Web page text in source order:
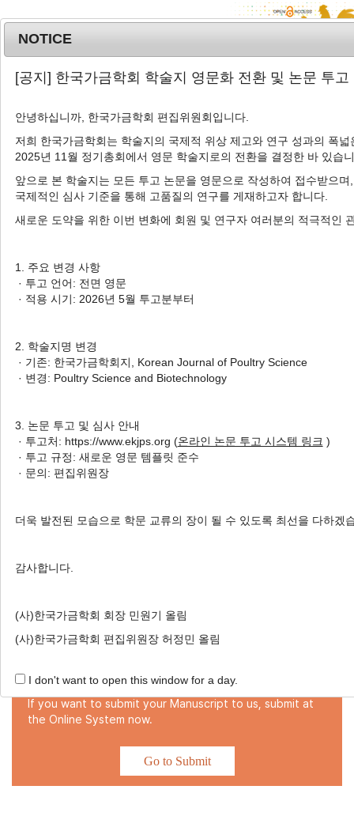
T
o
e
n
a
MENU
Advanced Search List
Author: Nayoung Choi
1 Articles are founded.
Quality in Broilers
Seyeon Chang , Hanjin Oh , Jaewoo An
, Nayoung Choi
, Jungseok Choi , Jinho Cho
Korean J. Poult. Sci. 2023;50(1):63-72.
https://doi.org/10.5536/KJPS.2022.50.1.63
Online Submission
Submit a New Manuscript!
If you want to submit your Manuscript to us, submit at
the Online System now.
Go to Submit
NOTICE
[공지] 한국가금학회 학술지 영문화 전환 및 논문 투고
안녕하십니까, 한국가금학회 편집위원회입니다.
저희 한국가금학회는 학술지의 국제적 위상 제고와 연구 성과의 폭넓
2025년 11월 정기총회에서 영문 학술지로의 전환을 결정한 바 있습
앞으로 본 학술지는 모든 투고 논문을 영문으로 작성하여 접수받으며,
국제적인 심사 기준을 통해 고품질의 연구를 게재하고자 합니다.
새로운 도약을 위한 이번 변화에 회원 및 연구자 여러분의 적극적인
1. 주요 변경 사항
· 투고 언어: 전면 영문
· 적용 시기: 2026년 5월 투고분부터
2. 학술지명 변경
· 기존: 한국가금학회지, Korean Journal of Poultry Science
· 변경: Poultry Science and Biotechnology
3. 논문 투고 및 심사 안내
· 투고처: https://www.ekjps.org (온라인 논문 투고 시스템 링크 )
· 투고 규정: 새로운 영문 템플릿 준수
· 문의: 편집위원장
더욱 발전된 모습으로 학문 교류의 장이 될 수 있도록 최선을 다하겠
감사합니다.
(사)한국가금학회 회장 민원기 올림
(사)한국가금학회 편집위원장 허정민 올림
I don't want to open this window for a day.